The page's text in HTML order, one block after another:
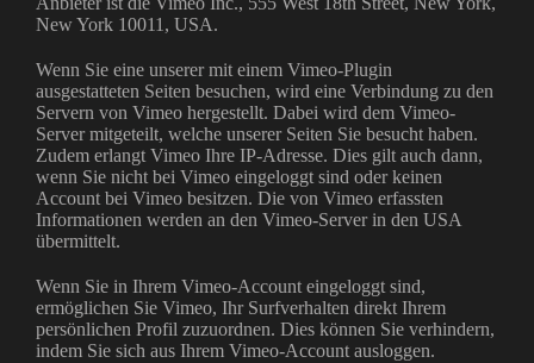
New York 10011, USA.
Wenn Sie eine unserer mit einem Vimeo-Plugin
ausgestatteten Seiten besuchen, wird eine Verbindung zu den
Servern von Vimeo hergestellt. Dabei wird dem Vimeo-
Server mitgeteilt, welche unserer Seiten Sie besucht haben.
Zudem erlangt Vimeo Ihre IP-Adresse. Dies gilt auch dann,
wenn Sie nicht bei Vimeo eingeloggt sind oder keinen
Account bei Vimeo besitzen. Die von Vimeo erfassten
Informationen werden an den Vimeo-Server in den USA
übermittelt.
Wenn Sie in Ihrem Vimeo-Account eingeloggt sind,
ermöglichen Sie Vimeo, Ihr Surfverhalten direkt Ihrem
persönlichen Profil zuzuordnen. Dies können Sie verhindern,
indem Sie sich aus Ihrem Vimeo-Account ausloggen.